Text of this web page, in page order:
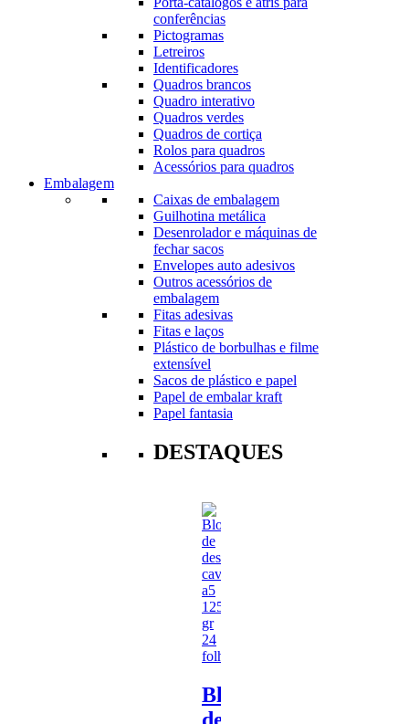
conferências
Pictogramas
Letreiros
Identificadores
Quadros brancos
Quadro interativo
Quadros verdes
Quadros de cortiça
Rolos para quadros
Acessórios para quadros
Embalagem
Caixas de embalagem
Guilhotina metálica
Desenrolador e máquinas de
fechar sacos
Envelopes auto adesivos
Outros acessórios de
embalagem
Fitas adesivas
Fitas e laços
Plástico de borbulhas e filme
extensível
Sacos de plástico e papel
Papel de embalar kraft
Papel fantasia
DESTAQUES
Bloco
de